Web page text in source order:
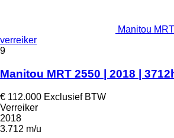
Manitou
verreiker
9
Manitou MRT 2550 | 2018 |
€ 112.000 Exclusief BTW
Verreiker
2018
3.712 m/u